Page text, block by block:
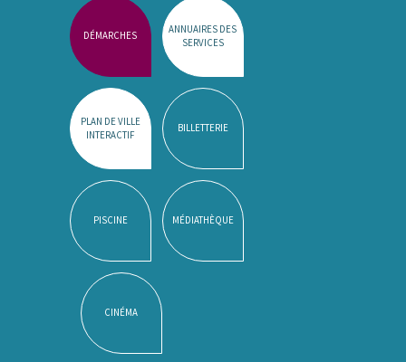
DÉMARCHES
ANNUAIRES DES
SERVICES
PLAN DE VILLE
INTERACTIF
BILLETTERIE
PISCINE MÉDIATHÈQUE
CINÉMA